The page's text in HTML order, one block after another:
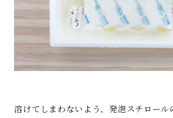
溶けてしまわないよう、発泡スチロー